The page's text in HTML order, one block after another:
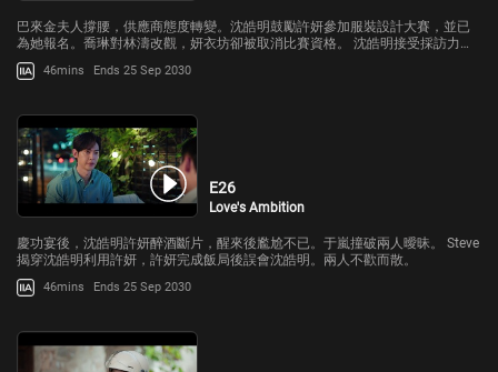
巴來金夫人撐腰，供應商態度轉變。沈皓明鼓勵許妍參加服裝設計大賽，並已
為她報名。喬琳對林濤改觀，妍衣坊卻被取消比賽資格。 沈皓明接受採訪力挺
妍衣坊，許妍直播扭轉輿論。
46mins Ends 25 Sep 2030
E26
Love's Ambition
慶功宴後，沈皓明許妍醉酒斷片，醒來後尷尬不已。于嵐撞破兩人曖昧。 Steve
揭穿沈皓明利用許妍，許妍完成飯局後誤會沈皓明。兩人不歡而散。
46mins Ends 25 Sep 2030